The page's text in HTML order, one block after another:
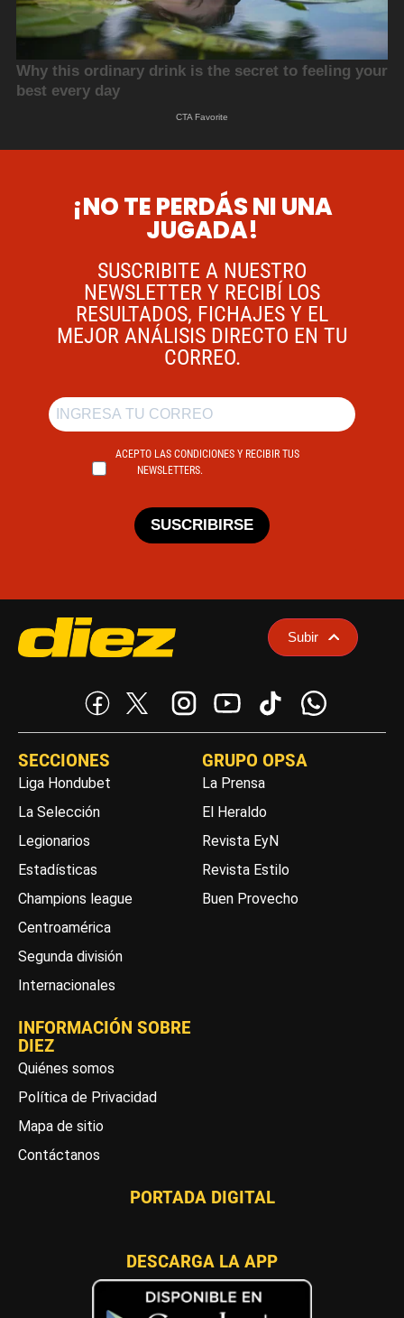
¡NO TE PERDÁS NI UNA
JUGADA!
SUSCRIBITE A NUESTRO
NEWSLETTER Y RECIBÍ LOS
RESULTADOS, FICHAJES Y EL
MEJOR ANÁLISIS DIRECTO EN TU
CORREO.
ACEPTO LAS CONDICIONES Y RECIBIR TUS
NEWSLETTERS.
SUSCRIBIRSE
Subir
SECCIONES
Liga Hondubet
La Selección
Legionarios
Estadísticas
Champions league
Centroamérica
Segunda división
Internacionales
GRUPO OPSA
La Prensa
El Heraldo
Revista EyN
Revista Estilo
Buen Provecho
INFORMACIÓN SOBRE
DIEZ
Quiénes somos
Política de Privacidad
Mapa de sitio
Contáctanos
PORTADA DIGITAL
DESCARGA LA APP